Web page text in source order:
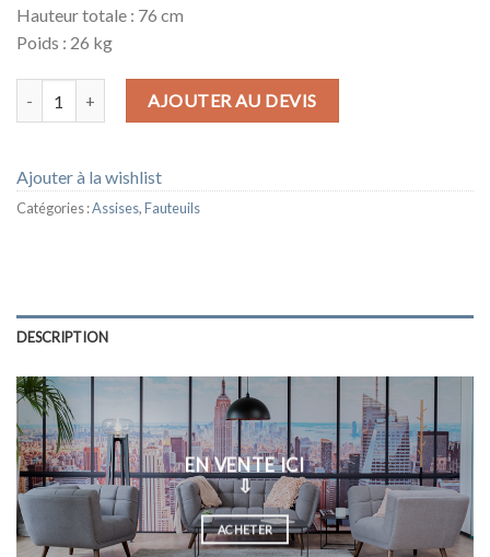
Hauteur totale : 76 cm
Poids : 26 kg
quantité de FAUTEUIL BERYL GRIS
AJOUTER AU DEVIS
Ajouter à la wishlist
Catégories :Assises,Fauteuils
DESCRIPTION
EN VENTE ICI
⇩
ACHETER